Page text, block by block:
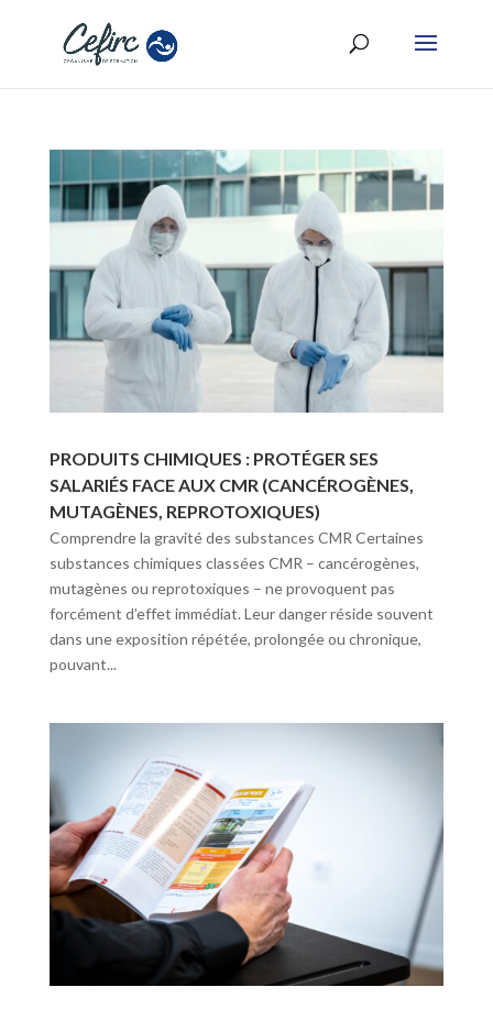
PRODUITS CHIMIQUES : PROTÉGER SES
SALARIÉS FACE AUX CMR (CANCÉROGÈNES,
MUTAGÈNES, REPROTOXIQUES)
Comprendre la gravité des substances CMR Certaines
substances chimiques classées CMR – cancérogènes,
mutagènes ou reprotoxiques – ne provoquent pas
forcément d’effet immédiat. Leur danger réside souvent
dans une exposition répétée, prolongée ou chronique,
pouvant...